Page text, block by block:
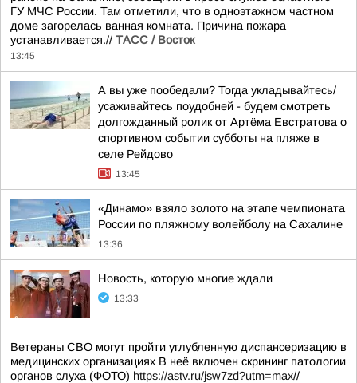
ГУ МЧС России. Там отметили, что в одноэтажном частном
доме загорелась ванная комната. Причина пожара
устанавливается.// ТАСС / Восток
13:45
А вы уже пообедали? Тогда укладывайтесь/
усаживайтесь поудобней - будем смотреть
долгожданный ролик от Артёма Евстратова о
спортивном событии субботы на пляже в
селе Рейдово
13:45
«Динамо» взяло золото на этапе чемпионата
России по пляжному волейболу на Сахалине
13:36
Новость, которую многие ждали
13:33
Ветераны СВО могут пройти углубленную диспансеризацию в
медицинских организациях В неё включен скрининг патологии
органов слуха (ФОТО) https://astv.ru/jsw7zd?utm=max//